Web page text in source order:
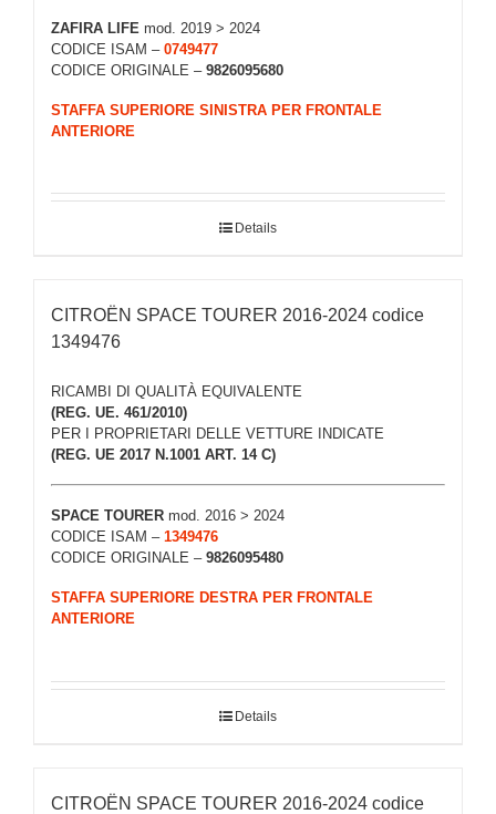
ZAFIRA LIFE mod. 2019 > 2024
CODICE ISAM – 0749477
CODICE ORIGINALE – 9826095680
STAFFA SUPERIORE SINISTRA PER FRONTALE
ANTERIORE
Details
CITROËN SPACE TOURER 2016-2024 codice
1349476
RICAMBI DI QUALITÀ EQUIVALENTE
(REG. UE. 461/2010)
PER I PROPRIETARI DELLE VETTURE INDICATE
(REG. UE 2017 N.1001 ART. 14 C)
SPACE TOURER mod. 2016 > 2024
CODICE ISAM – 1349476
CODICE ORIGINALE – 9826095480
STAFFA SUPERIORE DESTRA PER FRONTALE
ANTERIORE
Details
CITROËN SPACE TOURER 2016-2024 codice